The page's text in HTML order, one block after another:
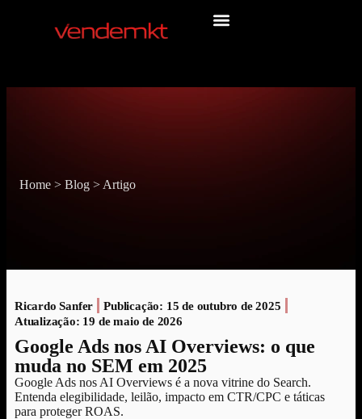
Home > Blog > Artigo
Ricardo Sanfer Publicação: 15 de outubro de 2025
Atualização: 19 de maio de 2026
Google Ads nos AI Overviews: o que
muda no SEM em 2025
Google Ads nos AI Overviews é a nova vitrine do Search.
Entenda elegibilidade, leilão, impacto em CTR/CPC e táticas
para proteger ROAS.